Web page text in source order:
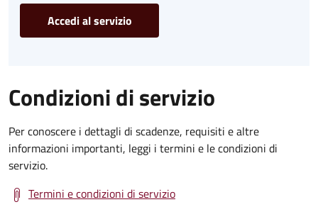
Accedi al servizio
Condizioni di servizio
Per conoscere i dettagli di scadenze, requisiti e altre
informazioni importanti, leggi i termini e le condizioni di
servizio.
Termini e condizioni di servizio